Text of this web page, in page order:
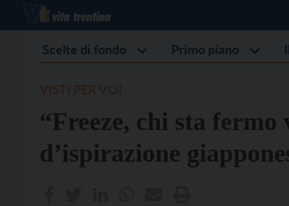
Scelte di fondo Primo piano
“Freeze, chi sta
d’ispirazione